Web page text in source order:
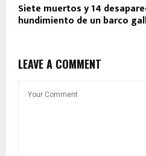
Siete muertos y 14
hundimiento de un barco
LEAVE A COMMENT